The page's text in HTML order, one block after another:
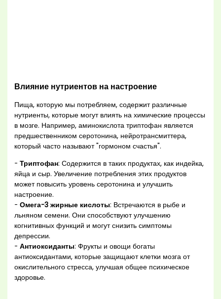
Влияние нутриентов на настроение
Пища, которую мы потребляем, содержит различные
нутриенты, которые могут влиять на химические процессы
в мозге. Например, аминокислота триптофан является
предшественником серотонина, нейротрансмиттера,
который часто называют "гормоном счастья".
-Триптофан: Содержится в таких продуктах, как индейка,
яйца и сыр. Увеличение потребления этих продуктов
может повысить уровень серотонина и улучшить
настроение.
-Омега-3 жирные кислоты: Встречаются в рыбе и
льняном семени. Они способствуют улучшению
когнитивных функций и могут снизить симптомы
депрессии.
-Антиоксиданты: Фрукты и овощи богаты
антиоксидантами, которые защищают клетки мозга от
окислительного стресса, улучшая общее психическое
здоровье.